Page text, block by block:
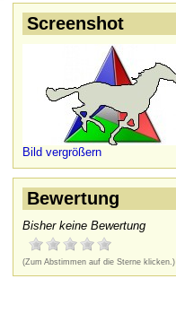
Screenshot
Bild vergrößern
Bewertung
Bisher keine Bewertung
(Zum Abstimmen auf die Sterne klicken.)